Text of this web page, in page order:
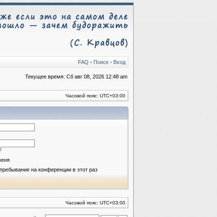
FAQ • Поиск • Вход
Текущее время: Сб авг 08, 2026 12:48 am
Часовой пояс: UTC+03:00
на конференции в этот раз
Часовой пояс: UTC+03:00